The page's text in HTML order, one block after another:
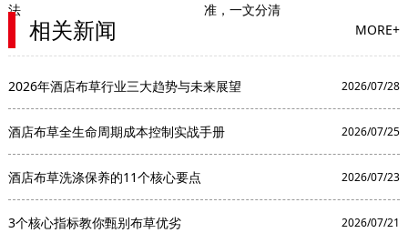
法 准，一文分清
相关新闻 MORE+
2026年酒店布草行业三大趋势与未来展望 2026/07/28
酒店布草全生命周期成本控制实战手册 2026/07/25
酒店布草洗涤保养的11个核心要点 2026/07/23
3个核心指标教你甄别布草优劣 2026/07/21